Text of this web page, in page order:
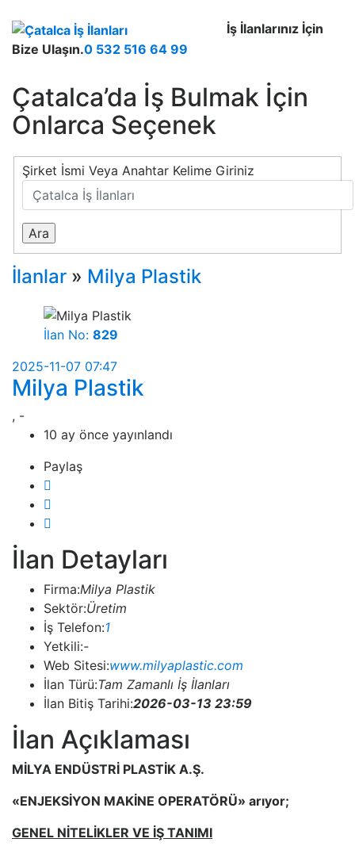
İş İlanlarınız İçin
Bize Ulaşın.0 532 516 64 99
Çatalca’da İş Bulmak İçin
Onlarca Seçenek
Şirket İsmi Veya Anahtar Kelime Giriniz
İlanlar » Milya Plastik
İlan No: 829
2025-11-07 07:47
Milya Plastik
, -
10 ay önce yayınlandı
Paylaş
İlan Detayları
Firma:Milya Plastik
Sektör:Üretim
İş Telefon:1
Yetkili:-
Web Sitesi:www.milyaplastic.com
İlan Türü:Tam Zamanlı İş İlanları
İlan Bitiş Tarihi:2026-03-13 23:59
İlan Açıklaması
MİLYA ENDÜSTRİ PLASTİK A.Ş.
«ENJEKSİYON MAKİNE OPERATÖRÜ» arıyor;
GENEL NİTELİKLER VE İŞ TANIMI